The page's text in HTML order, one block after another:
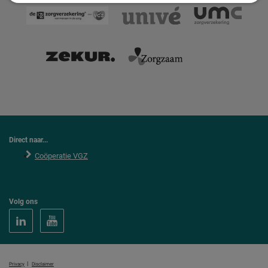
Direct naar...
Coöperatie VGZ
Volg ons
Privacy | Disclaimer